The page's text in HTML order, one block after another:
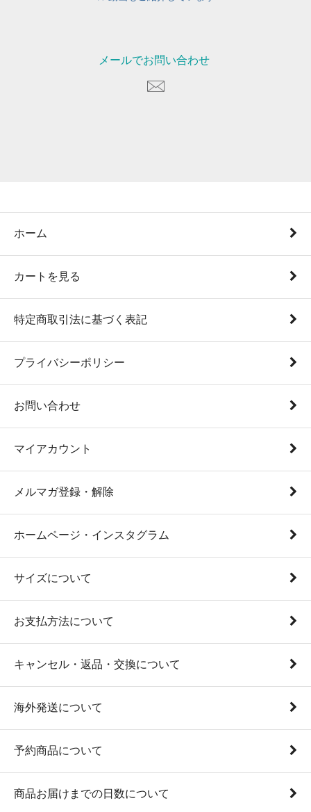
メールでお問い合わせ
ホーム
カートを見る
特定商取引法に基づく表記
プライバシーポリシー
お問い合わせ
マイアカウント
メルマガ登録・解除
ホームページ・インスタグラム
サイズについて
お支払方法について
キャンセル・返品・交換について
海外発送について
予約商品について
商品お届けまでの日数について